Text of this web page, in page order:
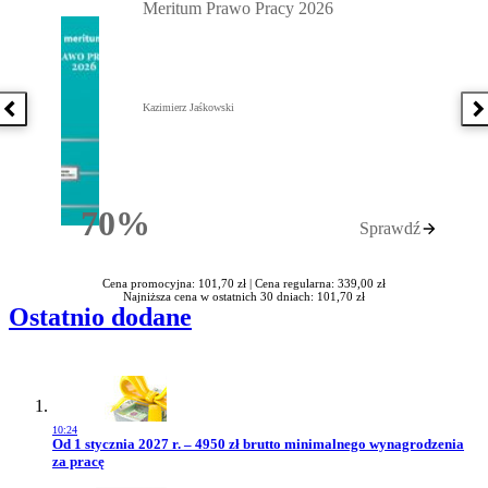
Poprzednia książka
70%Rabatu
Meritum Prawo Pracy 2026
Kazimierz Jaśkowski
Sprawdź
Cena promocyjna: 101,70 zł | Cena regularna: 339,00 zł
Najniższa cena w ostatnich 30 dniach: 101,70 zł
Ostatnio dodane
10:24
Przejdź do artykułu:
Od 1 stycznia 2027 r. – 4950 zł brutto minimalnego wynagrodzenia
za pracę